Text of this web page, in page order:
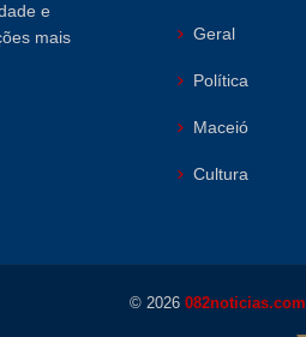
e
mais
Geral
Política
Maceió
Cultura
© 2026 082noticias.com